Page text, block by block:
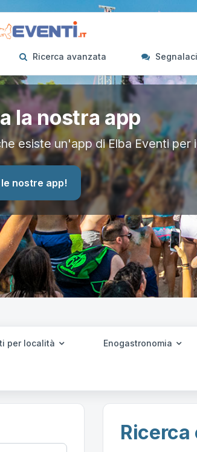
Ricerca avanzata
la nostra app
esiste un'app di Elba Eventi per
nostre app!
per località Enogastronomia